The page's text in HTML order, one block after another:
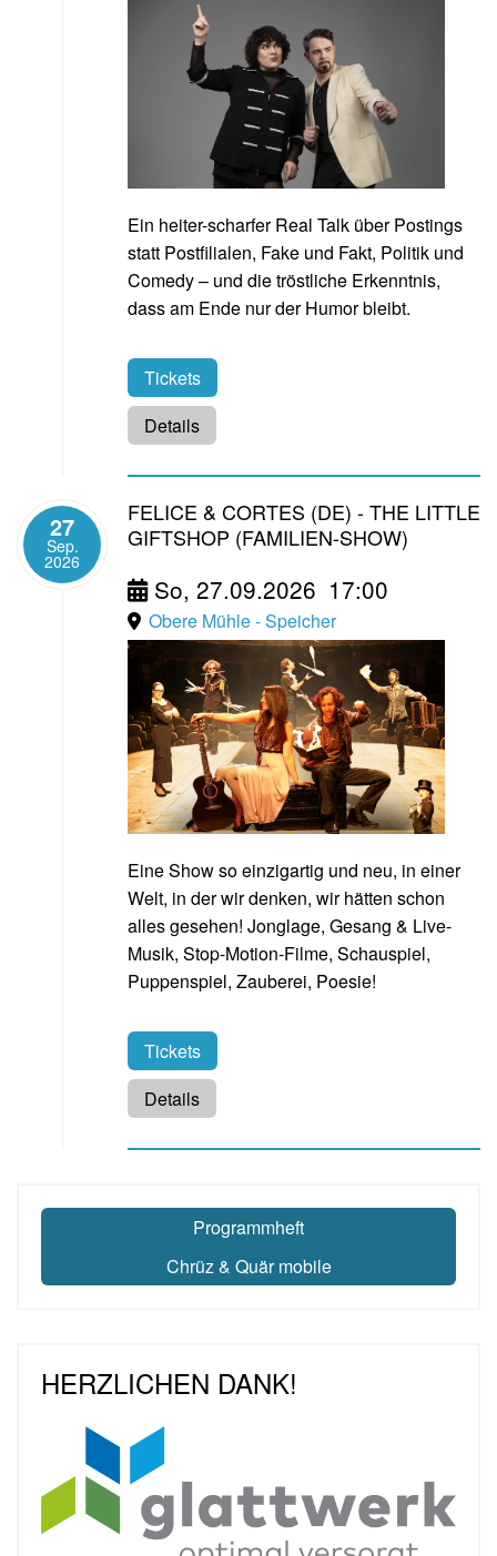
Ein heiter-scharfer Real Talk über Postings
statt Postfilialen, Fake und Fakt, Politik und
Comedy – und die tröstliche Erkenntnis,
dass am Ende nur der Humor bleibt.
Tickets
Details
27
Sep.
2026
FELICE & CORTES (DE) - THE LITTLE
GIFTSHOP (FAMILIEN-SHOW)
So, 27.09.2026 17:00
Obere Mühle - Speicher
Eine Show so einzigartig und neu, in einer
Welt, in der wir denken, wir hätten schon
alles gesehen! Jonglage, Gesang & Live-
Musik, Stop-Motion-Filme, Schauspiel,
Puppenspiel, Zauberei, Poesie!
Tickets
Details
Programmheft
Chrüz & Quär mobile
HERZLICHEN DANK!